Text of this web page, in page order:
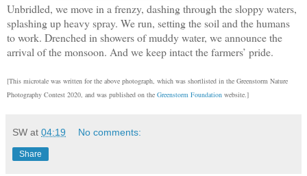
Unbridled, we move in a frenzy, dashing through the sloppy waters,
splashing up heavy spray. We run, setting the soil and the humans
to work. Drenched in showers of muddy water, we announce the
arrival of the monsoon. And we keep intact the farmers’ pride.
[This microtale was written for the above photograph, which was shortlisted in the Greenstorm Nature
Photography Contest 2020, and was published on the Greenstorm Foundation website.]
SW at 04:19 No comments:
Share